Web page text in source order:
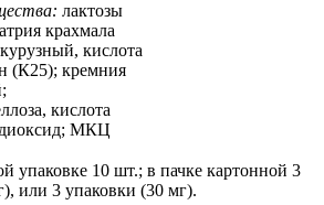
лактозы
крахмала
кислота
(К25); кремния
кислота
диоксид; МКЦ
упаковке 10 шт.; в пачке картонной 3
или 3 упаковки (30 мг).